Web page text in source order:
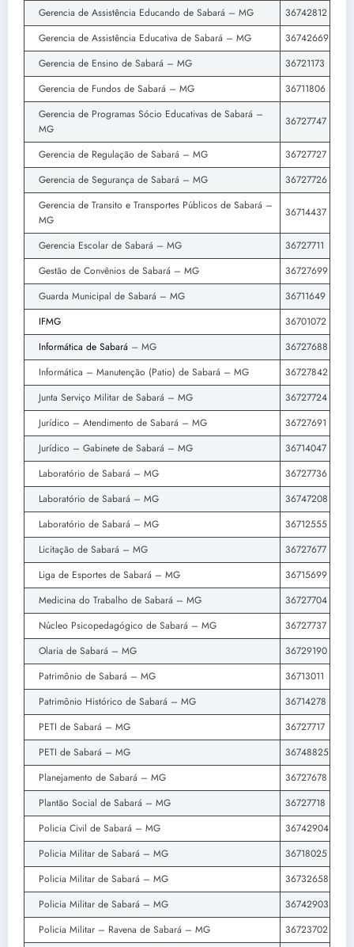
Gerencia de Assistência Educando de Sabará – MG
36742812
Gerencia de Assistência Educativa de Sabará – MG
36742669
Gerencia de Ensino de Sabará – MG
36721173
Gerencia de Fundos de Sabará – MG
36711806
Gerencia de Programas Sócio Educativas de Sabará –
MG
36727747
Gerencia de Regulação de Sabará – MG
36727727
Gerencia de Segurança de Sabará – MG
36727726
Gerencia de Transito e Transportes Públicos de Sabará –
MG
36714437
Gerencia Escolar de Sabará – MG
36727711
Gestão de Convênios de Sabará – MG
36727699
Guarda Municipal de Sabará – MG
36711649
IFMG
36701072
Informática de Sabará – MG
36727688
Informática – Manutenção (Patio) de Sabará – MG
36727842
Junta Serviço Militar de Sabará – MG
36727724
Jurídico – Atendimento de Sabará – MG
36727691
Jurídico – Gabinete de Sabará – MG
36714047
Laboratório de Sabará – MG
36727736
Laboratório de Sabará – MG
36747208
Laboratório de Sabará – MG
36712555
Licitação de Sabará – MG
36727677
Liga de Esportes de Sabará – MG
36715699
Medicina do Trabalho de Sabará – MG
36727704
Núcleo Psicopedagógico de Sabará – MG
36727737
Olaria de Sabará – MG
36729190
Patrimônio de Sabará – MG
36713011
Patrimônio Histórico de Sabará – MG
36714278
PETI de Sabará – MG
36727717
PETI de Sabará – MG
36748825
Planejamento de Sabará – MG
36727678
Plantão Social de Sabará – MG
36727718
Policia Civil de Sabará – MG
36742904
Policia Militar de Sabará – MG
36718025
Policia Militar de Sabará – MG
36732658
Policia Militar de Sabará – MG
36742903
Policia Militar – Ravena de Sabará – MG
36723702